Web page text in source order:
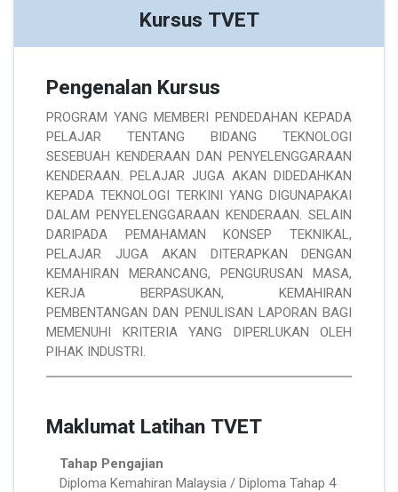
Kursus TVET
Pengenalan Kursus
PROGRAM YANG MEMBERI PENDEDAHAN KEPADA
PELAJAR TENTANG BIDANG TEKNOLOGI
SESEBUAH KENDERAAN DAN PENYELENGGARAAN
KENDERAAN. PELAJAR JUGA AKAN DIDEDAHKAN
KEPADA TEKNOLOGI TERKINI YANG DIGUNAPAKAI
DALAM PENYELENGGARAAN KENDERAAN. SELAIN
DARIPADA PEMAHAMAN KONSEP TEKNIKAL,
PELAJAR JUGA AKAN DITERAPKAN DENGAN
KEMAHIRAN MERANCANG, PENGURUSAN MASA,
KERJA BERPASUKAN, KEMAHIRAN
PEMBENTANGAN DAN PENULISAN LAPORAN BAGI
MEMENUHI KRITERIA YANG DIPERLUKAN OLEH
PIHAK INDUSTRI.
Maklumat Latihan TVET
Tahap Pengajian
Diploma Kemahiran Malaysia / Diploma Tahap 4